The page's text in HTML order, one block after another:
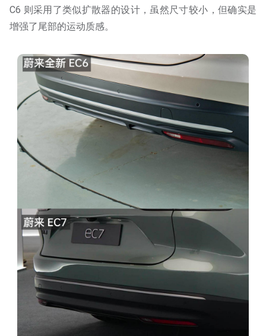
C6 则采用了类似扩散器的设计，虽然尺寸较小，但确实是
增强了尾部的运动质感。